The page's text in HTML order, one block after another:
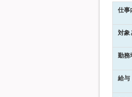
仕事
対象
勤務
給与